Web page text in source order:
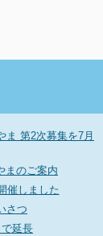
ま 第2次募集を7月
まのご案内
催しました
さつ
延長